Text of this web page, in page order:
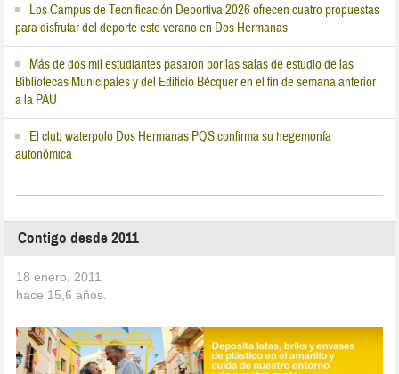
Los Campus de Tecnificación Deportiva 2026 ofrecen cuatro propuestas
para disfrutar del deporte este verano en Dos Hermanas
Más de dos mil estudiantes pasaron por las salas de estudio de las
Bibliotecas Municipales y del Edificio Bécquer en el fin de semana anterior
a la PAU
El club waterpolo Dos Hermanas PQS confirma su hegemonía
autonómica
Contigo desde 2011
18 enero, 2011
hace 15,6 años.